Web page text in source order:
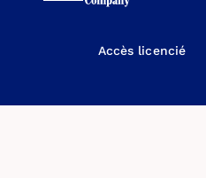
Accès licencié